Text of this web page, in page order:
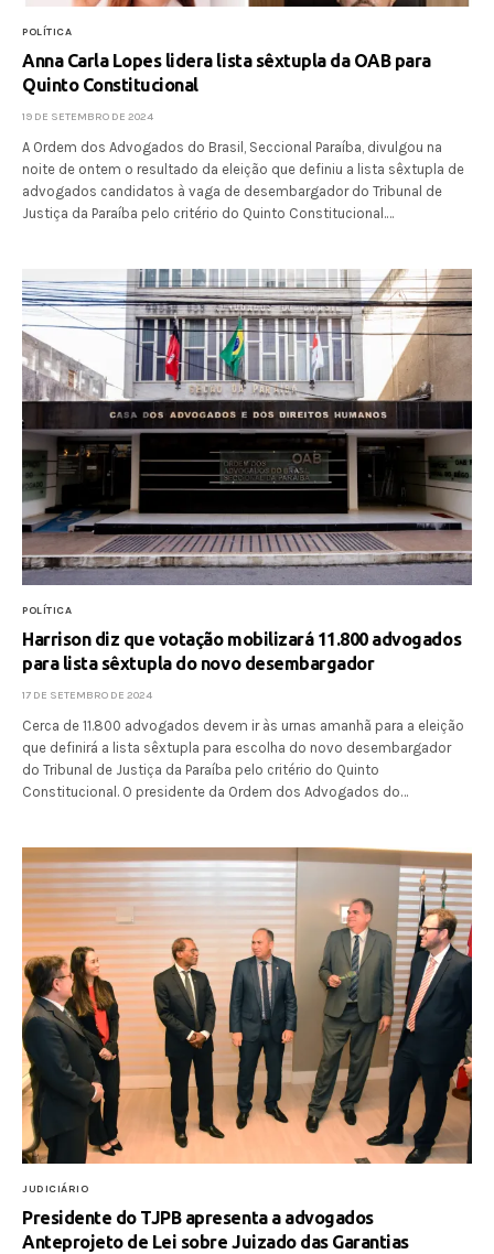
POLÍTICA
Anna Carla Lopes lidera lista sêxtupla da OAB para
Quinto Constitucional
19 DE SETEMBRO DE 2024
A Ordem dos Advogados do Brasil, Seccional Paraíba, divulgou na
noite de ontem o resultado da eleição que definiu a lista sêxtupla de
advogados candidatos à vaga de desembargador do Tribunal de
Justiça da Paraíba pelo critério do Quinto Constitucional.…
POLÍTICA
Harrison diz que votação mobilizará 11.800 advogados
para lista sêxtupla do novo desembargador
17 DE SETEMBRO DE 2024
Cerca de 11.800 advogados devem ir às urnas amanhã para a eleição
que definirá a lista sêxtupla para escolha do novo desembargador
do Tribunal de Justiça da Paraíba pelo critério do Quinto
Constitucional. O presidente da Ordem dos Advogados do…
JUDICIÁRIO
Presidente do TJPB apresenta a advogados
Anteprojeto de Lei sobre Juizado das Garantias